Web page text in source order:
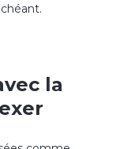
la